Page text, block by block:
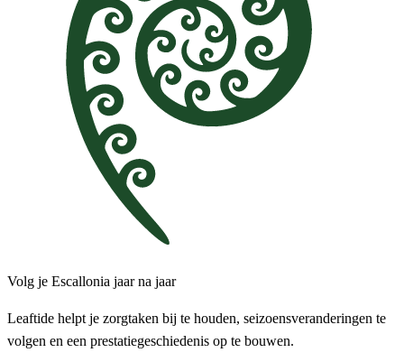
Volg je Escallonia jaar na jaar
Leaftide helpt je zorgtaken bij te houden, seizoensveranderingen te
volgen en een prestatiegeschiedenis op te bouwen.